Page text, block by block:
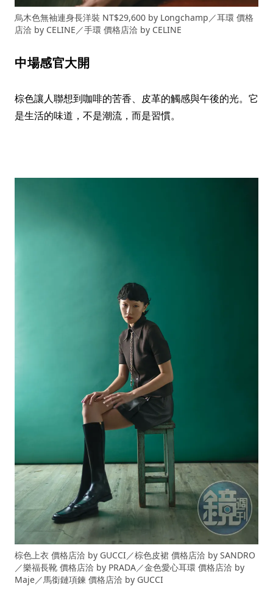
烏木色無袖連身長洋裝 NT$29,600 by Longchamp／耳環 價格
店洽 by CELINE／手環 價格店洽 by CELINE
中場感官大開
棕色讓人聯想到咖啡的苦香、皮革的觸感與午後的光。它
是生活的味道，不是潮流，而是習慣。
棕色上衣 價格店洽 by GUCCI／棕色皮裙 價格店洽 by SANDRO
／樂福長靴 價格店洽 by PRADA／金色愛心耳環 價格店洽 by
Maje／馬銜鏈項鍊 價格店洽 by GUCCI